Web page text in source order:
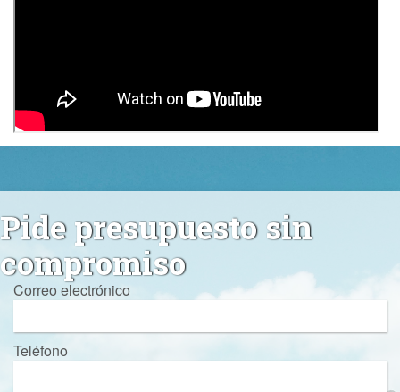
Pide presupuesto sin
compromiso
Correo electrónico
Teléfono